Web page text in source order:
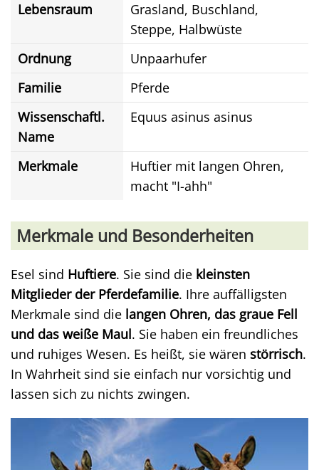
Lebensraum
Grasland, Buschland,
Steppe, Halbwüste
Ordnung
Unpaarhufer
Familie
Pferde
Wissenschaftl.
Name
Equus asinus asinus
Merkmale
Huftier mit langen Ohren,
macht "I-ahh"
Merkmale und Besonderheiten
Esel sind Huftiere. Sie sind die kleinsten
Mitglieder der Pferdefamilie. Ihre auffälligsten
Merkmale sind die langen Ohren, das graue Fell
und das weiße Maul. Sie haben ein freundliches
und ruhiges Wesen. Es heißt, sie wären störrisch.
In Wahrheit sind sie einfach nur vorsichtig und
lassen sich zu nichts zwingen.